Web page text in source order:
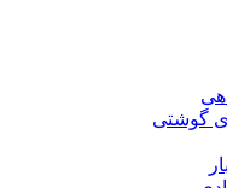
گوشتی